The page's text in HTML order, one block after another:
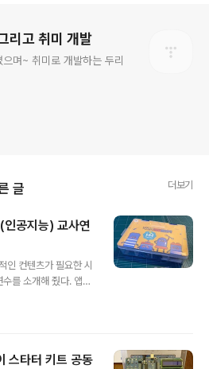
리고 취미 개발
며~ 취미로 개발하는 두리
글 더보기
공지능) 교사연
인 컨텐츠가 필요한 시
를 소개해 줬다. 앱인
, 앱인벤터와 블루투
전엔 아두이노에 모듈
스타터 키트 공동